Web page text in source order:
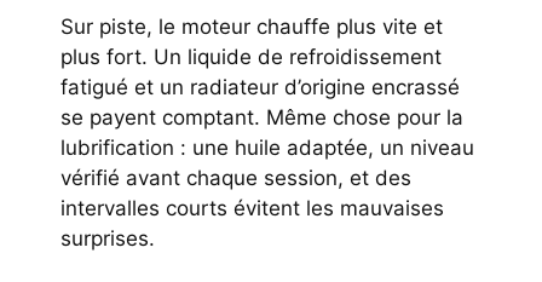
Sur piste, le moteur chauffe plus vite et
plus fort. Un liquide de refroidissement
fatigué et un radiateur d’origine encrassé
se payent comptant. Même chose pour la
lubrification : une huile adaptée, un niveau
vérifié avant chaque session, et des
intervalles courts évitent les mauvaises
surprises.